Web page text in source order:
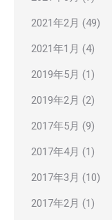
2021年2月 (49)
2021年1月 (4)
2019年5月 (1)
2019年2月 (2)
2017年5月 (9)
2017年4月 (1)
2017年3月 (10)
2017年2月 (1)